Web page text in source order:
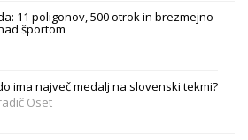
11 poligonov, 500 otrok in brezmejno
športom
ima največ medalj na slovenski tekmi?
Oset